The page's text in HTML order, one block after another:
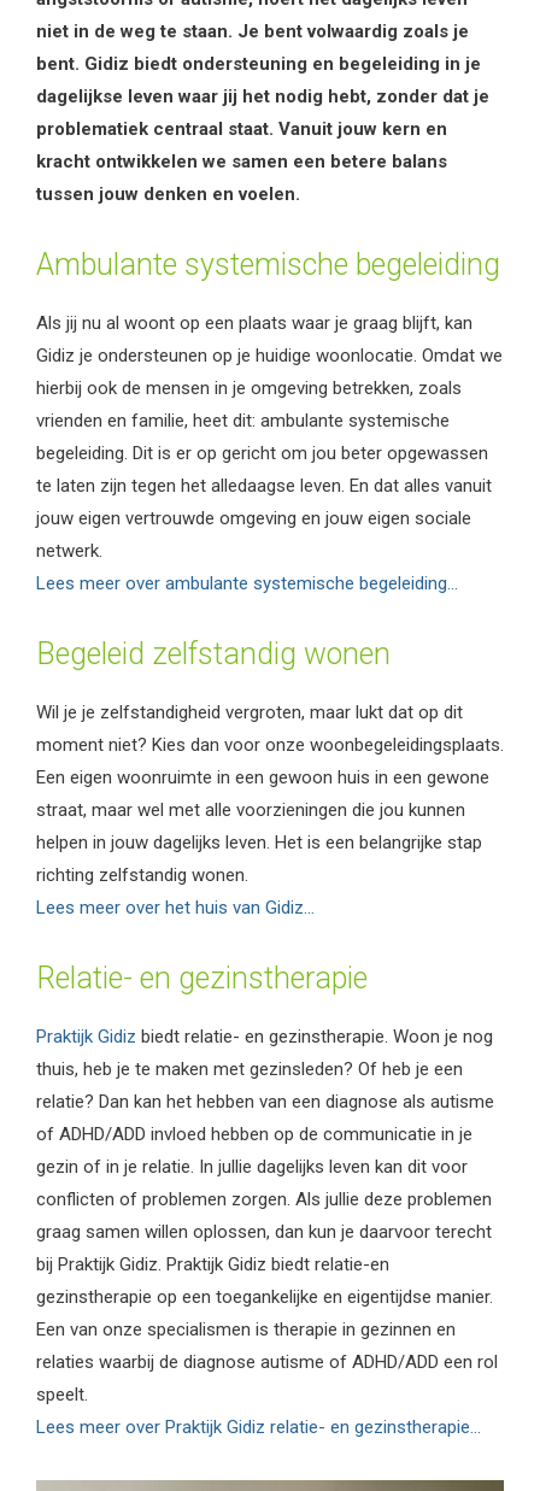
niet in de weg te staan. Je bent volwaardig zoals je
bent. Gidiz biedt ondersteuning en begeleiding in je
dagelijkse leven waar jij het nodig hebt, zonder dat je
problematiek centraal staat. Vanuit jouw kern en
kracht ontwikkelen we samen een betere balans
tussen jouw denken en voelen.
Ambulante systemische begeleiding
Als jij nu al woont op een plaats waar je graag blijft, kan
Gidiz je ondersteunen op je huidige woonlocatie. Omdat we
hierbij ook de mensen in je omgeving betrekken, zoals
vrienden en familie, heet dit: ambulante systemische
begeleiding. Dit is er op gericht om jou beter opgewassen
te laten zijn tegen het alledaagse leven. En dat alles vanuit
jouw eigen vertrouwde omgeving en jouw eigen sociale
netwerk.
Lees meer over ambulante systemische begeleiding…
Begeleid zelfstandig wonen
Wil je je zelfstandigheid vergroten, maar lukt dat op dit
moment niet? Kies dan voor onze woonbegeleidingsplaats.
Een eigen woonruimte in een gewoon huis in een gewone
straat, maar wel met alle voorzieningen die jou kunnen
helpen in jouw dagelijks leven. Het is een belangrijke stap
richting zelfstandig wonen.
Lees meer over het huis van Gidiz…
Relatie- en gezinstherapie
Praktijk Gidiz biedt relatie- en gezinstherapie. Woon je nog
thuis, heb je te maken met gezinsleden? Of heb je een
relatie? Dan kan het hebben van een diagnose als autisme
of ADHD/ADD invloed hebben op de communicatie in je
gezin of in je relatie. In jullie dagelijks leven kan dit voor
conflicten of problemen zorgen. Als jullie deze problemen
graag samen willen oplossen, dan kun je daarvoor terecht
bij Praktijk Gidiz. Praktijk Gidiz biedt relatie-en
gezinstherapie op een toegankelijke en eigentijdse manier.
Een van onze specialismen is therapie in gezinnen en
relaties waarbij de diagnose autisme of ADHD/ADD een rol
speelt.
Lees meer over Praktijk Gidiz relatie- en gezinstherapie…